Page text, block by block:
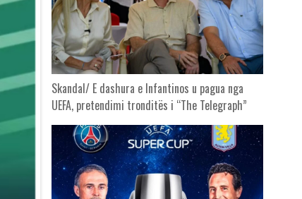
Skandal/ E dashura e Infantinos u pagua nga
UEFA, pretendimi tronditës i “The Telegraph”